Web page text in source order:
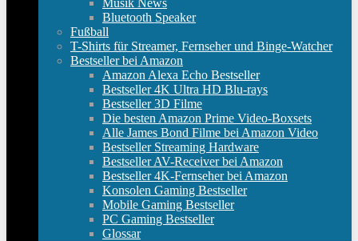
Musik News
Bluetooth Speaker
Fußball
T-Shirts für Streamer, Fernseher und Binge-Watcher
Bestseller bei Amazon
Amazon Alexa Echo Bestseller
Bestseller 4K Ultra HD Blu-rays
Bestseller 3D Filme
Die besten Amazon Prime Video-Boxsets
Alle James Bond Filme bei Amazon Video
Bestseller Streaming Hardware
Bestseller AV-Receiver bei Amazon
Bestseller 4K-Fernseher bei Amazon
Konsolen Gaming Bestseller
Mobile Gaming Bestseller
PC Gaming Bestseller
Glossar